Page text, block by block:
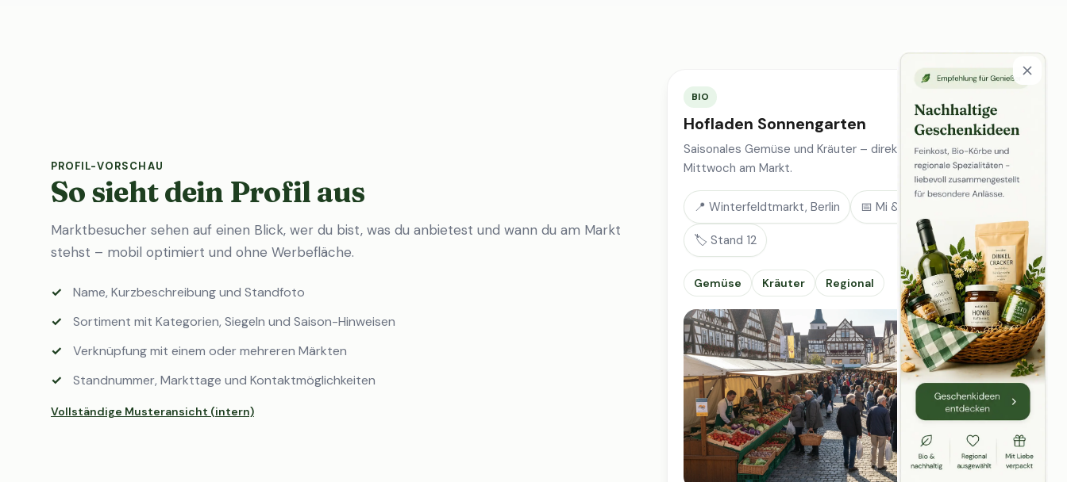
PROFIL-VORSCHAU
So sieht dein Profil aus
Marktbesucher sehen auf einen Blick, wer du bist, was du anbietest und wann du am Markt
stehst – mobil optimiert und ohne Werbefläche.
Name, Kurzbeschreibung und Standfoto
Sortiment mit Kategorien, Siegeln und Saison-Hinweisen
Verknüpfung mit einem oder mehreren Märkten
Standnummer, Markttage und Kontaktmöglichkeiten
Vollständige Musteransicht (intern)
BIO
Hofladen Sonnengarten
Saisonales Gemüse und Kräuter – direkt vom Feld, jeden
Mittwoch am Markt.
📍 Winterfeldtmarkt, Berlin 📅 Mi & Sa
🏷️ Stand 12
Gemüse Kräuter Regional